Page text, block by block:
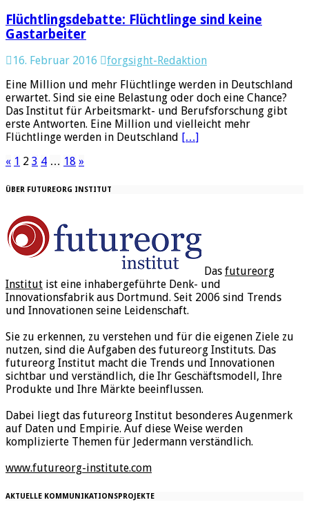
Flüchtlingsdebatte: Flüchtlinge sind keine
Gastarbeiter
16. Februar 2016
forgsight-Redaktion
Eine Million und mehr Flüchtlinge werden in Deutschland
erwartet. Sind sie eine Belastung oder doch eine Chance?
Das Institut für Arbeitsmarkt- und Berufsforschung gibt
erste Antworten. Eine Million und vielleicht mehr
Flüchtlinge werden in Deutschland […]
« 1 2 3 4 … 18 »
ÜBER FUTUREORG INSTITUT
Das futureorg
Institut ist eine inhabergeführte Denk- und
Innovationsfabrik aus Dortmund. Seit 2006 sind Trends
und Innovationen seine Leidenschaft.
Sie zu erkennen, zu verstehen und für die eigenen Ziele zu
nutzen, sind die Aufgaben des futureorg Instituts. Das
futureorg Institut macht die Trends und Innovationen
sichtbar und verständlich, die Ihr Geschäftsmodell, Ihre
Produkte und Ihre Märkte beeinflussen.
Dabei liegt das futureorg Institut besonderes Augenmerk
auf Daten und Empirie. Auf diese Weise werden
komplizierte Themen für Jedermann verständlich.
www.futureorg-institute.com
AKTUELLE KOMMUNIKATIONSPROJEKTE